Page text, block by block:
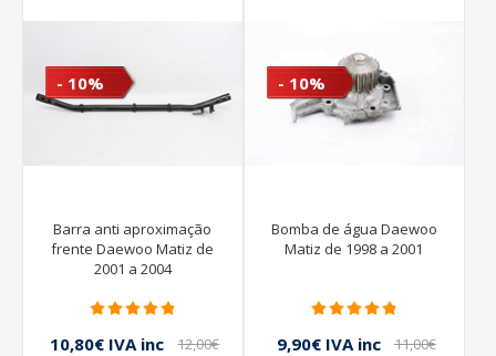
- 10%
Barra anti aproximação
frente Daewoo Matiz de
2001 a 2004
10,80€ IVA inc
12,00€
- 10%
Bomba de água Daewoo
Matiz de 1998 a 2001
9,90€ IVA inc
11,00€